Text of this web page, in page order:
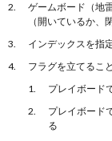
ゲームボード（地
（開いているか
インデックスを指
フラグを立てるこ
プレイボード
プレイボード
る